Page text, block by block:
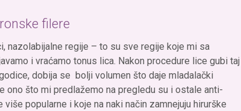
filere
nazolabijalne regije – to su sve regije koje mi sa
i vraćamo tonus lica. Nakon procedure lice gubi taj
dobija se bolji volumen što daje mladalački
ono što mi predlažemo na pregledu su i ostale anti-
popularne i koje na naki način zamnejuju hirurške